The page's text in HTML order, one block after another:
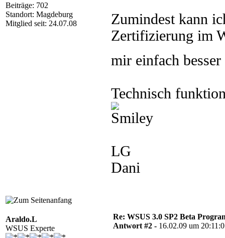
Beiträge: 702
Standort: Magdeburg
Mitglied seit: 24.07.08
Zumindest kann
Zertifizierung im
mir einfach
Technisch
LG
Dani
Araldo.L
WSUS Experte
Re: WSUS 3.0 SP2 Beta
Antwort #2 - 16.02.09 um